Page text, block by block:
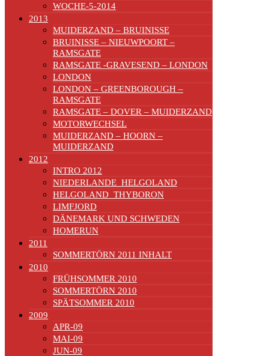
WOCHE-5-2014
2013
MUIDERZAND – BRUINISSE
BRUINISSE – NIEUWPOORT –
RAMSGATE
RAMSGATE -GRAVESEND – LONDON
LONDON
LONDON – GREENBOROUGH –
RAMSGATE
RAMSGATE – DOVER – MUIDERZAND
MOTORWECHSEL
MUIDERZAND – HOORN –
MUIDERZAND
2012
INTRO 2012
NIEDERLANDE_HELGOLAND
HELGOLAND_THYBORON
LIMFJORD
DÄNEMARK UND SCHWEDEN
HOMERUN
2011
SOMMERTÖRN 2011 INHALT
2010
FRÜHSOMMER 2010
SOMMERTÖRN 2010
SPÄTSOMMER 2010
2009
APR-09
MAI-09
JUN-09